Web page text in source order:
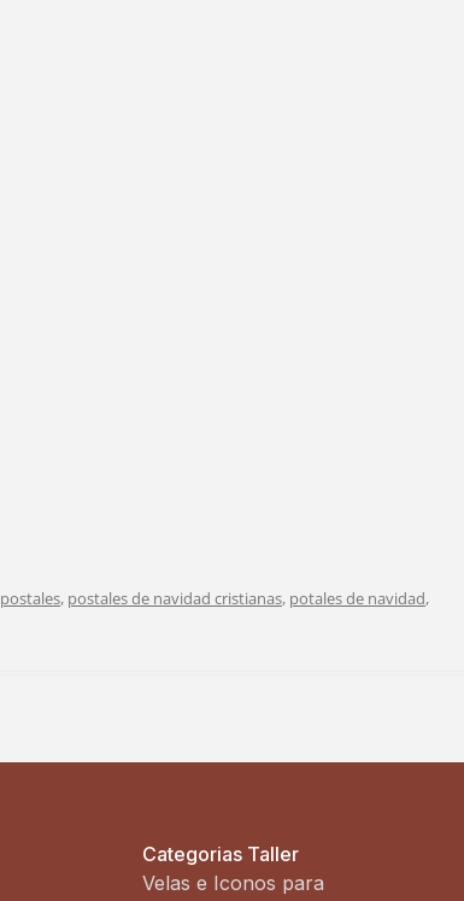
postales, postales de navidad cristianas, potales de navidad,
Categorias Taller
Velas e Iconos para